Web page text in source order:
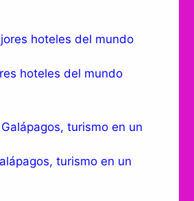
hoteles del mundo
turismo en un